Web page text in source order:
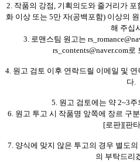
2. 작품의 강점, 기획의도와 줄거리가
화 이상 또는 5만 자(공백포함) 이상의
해 주십
3. 로맨스팀 원고는
rs_contents@naver.com
4. 원고 검토 이후 연락드릴 이메일 및
다.
5. 원고 검토에는 약 2~3
6. 원고 투고 시 작품명 앞쪽에 장르 구
[로판][판
7. 양식에 맞지 않은 투고의 경우 별도
의 부탁드리